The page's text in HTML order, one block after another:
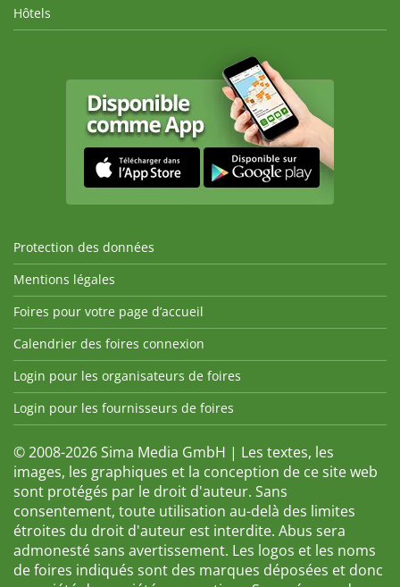
Hôtels
Protection des données
Mentions légales
Foires pour votre page d’accueil
Calendrier des foires connexion
Login pour les organisateurs de foires
Login pour les fournisseurs de foires
© 2008-2026 Sima Media GmbH | Les textes, les
images, les graphiques et la conception de ce site web
sont protégés par le droit d'auteur. Sans
consentement, toute utilisation au-delà des limites
étroites du droit d'auteur est interdite. Abus sera
admonesté sans avertissement. Les logos et les noms
de foires indiqués sont des marques déposées et donc